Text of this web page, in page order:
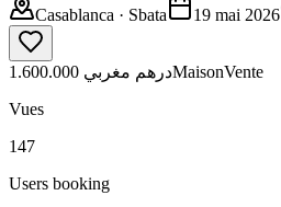
Casablanca · Sbata 19 mai 2026
1.600.000 درهم مغربيMaisonVente
Vues
147
Users booking